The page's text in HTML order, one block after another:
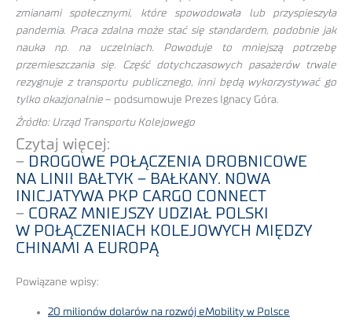
zmianami społecznymi, które spowodowała lub przyspieszyła
pandemia. Praca zdalna może stać się standardem, podobnie jak
nauka np. na uczelniach. Powoduje to mniejszą potrzebę
przemieszczania się. Część dotychczasowych pasażerów trwale
rezygnuje z transportu publicznego, inni będą wykorzystywać go
tylko okazjonalnie – podsumowuje Prezes Ignacy Góra.
Źródło: Urząd Transportu Kolejowego
Czytaj więcej:
– DROGOWE POŁĄCZENIA DROBNICOWE
NA LINII BAŁTYK – BAŁKANY. NOWA
INICJATYWA PKP CARGO CONNECT
– CORAZ MNIEJSZY UDZIAŁ POLSKI
W POŁĄCZENIACH KOLEJOWYCH MIĘDZY
CHINAMI A EUROPĄ
Powiązane wpisy:
20 milionów dolarów na rozwój eMobility w Polsce